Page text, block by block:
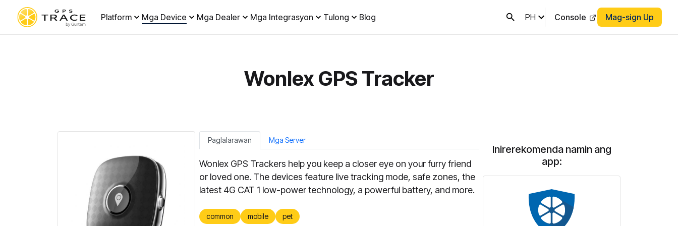
Platform Mga Device Mga Dealer Mga Integrasyon Tulong Blog PH Console Mag-sign Up
Wonlex GPS Tracker
Paglalarawan Mga Server
Wonlex GPS Trackers help you keep a closer eye on your furry friend
or loved one. The devices feature live tracking mode, safe zones, the
latest 4G CAT 1 low-power technology, a powerful battery, and more.
common mobile pet
Inirerekomenda namin ang
app: